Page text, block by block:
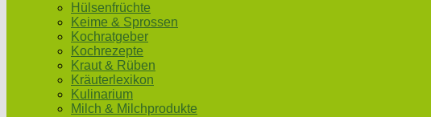
Hülsenfrüchte
Keime & Sprossen
Kochratgeber
Kochrezepte
Kraut & Rüben
Kräuterlexikon
Kulinarium
Milch & Milchprodukte